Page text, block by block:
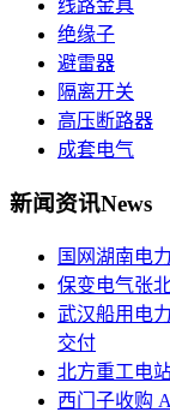
线路金具
绝缘子
避雷器
隔离开关
高压断路器
成套电气
新闻资讯News
国网湖南电
保变电气张
武汉船用电
交付
北方重工电
西门子收购